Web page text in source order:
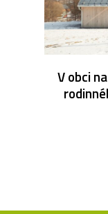
V obci